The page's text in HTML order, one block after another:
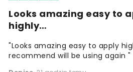
Looks amazing easy to
highly…
"Looks amazing easy to apply
recommend will be using again "